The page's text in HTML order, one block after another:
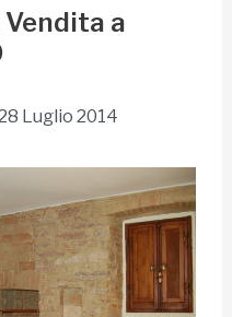
a
Luglio 2014